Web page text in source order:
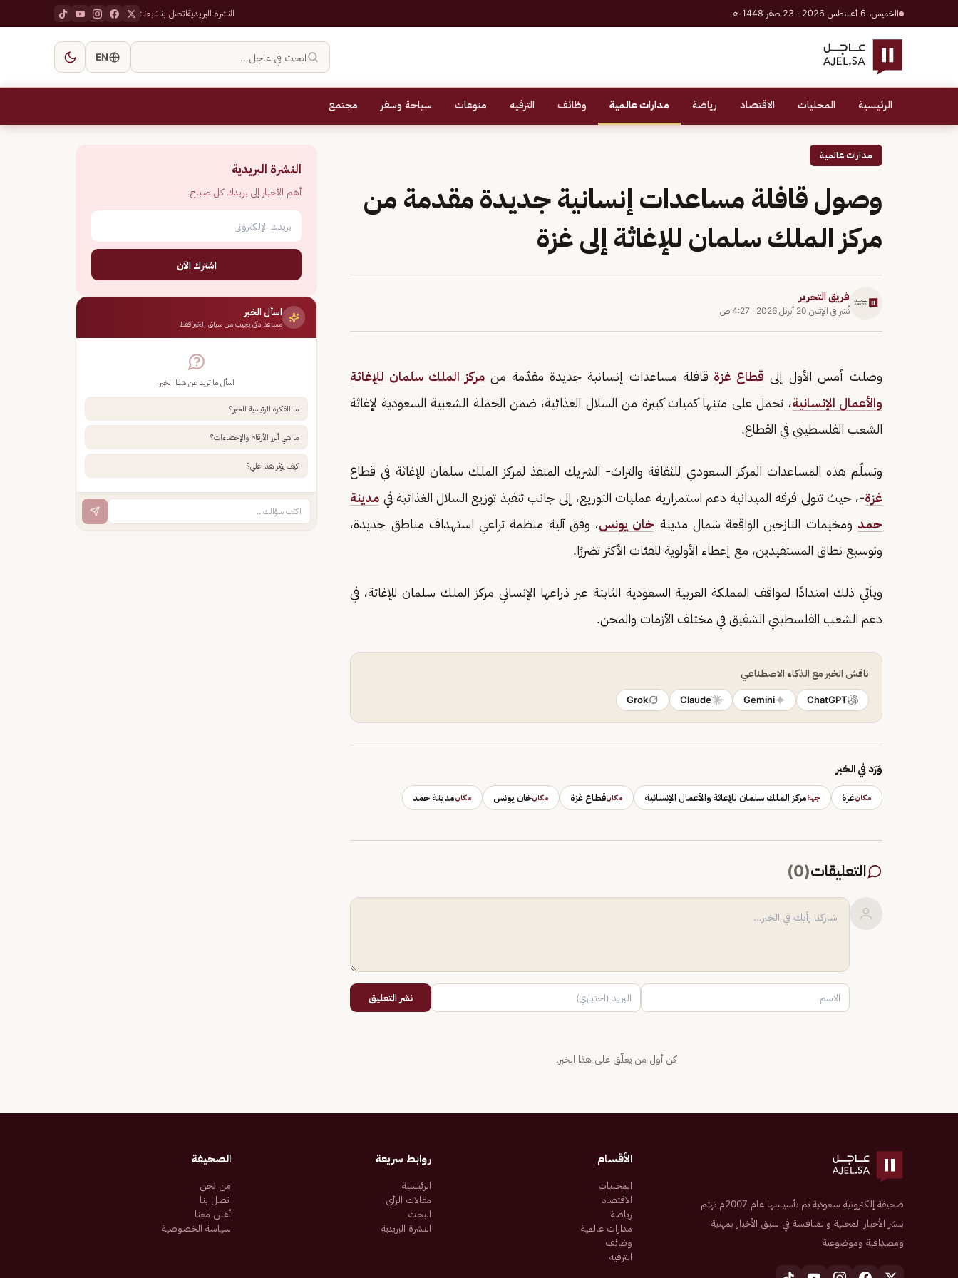
الخميس، 6 أغسطس 2026 · 23 صفر 1448 هـ النشرة البريديةاتصل بناتابعنا:
ابحث في عاجل… EN
الرئيسية المحليات الاقتصاد رياضة مدارات عالمية وظائف الترفيه منوعات سياحة وسفر مجتمع
مدارات عالمية
وصول قافلة مساعدات إنسانية جديدة مقدمة من
مركز الملك سلمان للإغاثة إلى غزة
فريق التحرير
نُشر في الإثنين 20 أبريل 2026 · 4:27 ص
وصلت أمس الأول إلى قطاع غزة قافلة مساعدات إنسانية جديدة مقدّمة من مركز الملك سلمان للإغاثة
والأعمال الإنسانية، تحمل على متنها كميات كبيرة من السلال الغذائية، ضمن الحملة الشعبية السعودية لإغاثة
الشعب الفلسطيني في القطاع.
وتسلّم هذه المساعدات المركز السعودي للثقافة والتراث- الشريك المنفذ لمركز الملك سلمان للإغاثة في قطاع
غزة-، حيث تتولى فرقه الميدانية دعم استمرارية عمليات التوزيع، إلى جانب تنفيذ توزيع السلال الغذائية في مدينة
حمد ومخيمات النازحين الواقعة شمال مدينة خان يونس، وفق آلية منظمة تراعي استهداف مناطق جديدة،
وتوسيع نطاق المستفيدين، مع إعطاء الأولوية للفئات الأكثر تضررًا.
ويأتي ذلك امتدادًا لمواقف المملكة العربية السعودية الثابتة عبر ذراعها الإنساني مركز الملك سلمان للإغاثة، في
دعم الشعب الفلسطيني الشقيق في مختلف الأزمات والمحن.
ناقش الخبر مع الذكاء الاصطناعي
ChatGPT
Gemini
Claude
Grok
وَرَد في الخبر
مكانغزة جهةمركز الملك سلمان للإغاثة والأعمال الإنسانية مكانقطاع غزة مكانخان يونس مكانمدينة حمد
التعليقات(
0
)
نشر التعليق
كن أول من يعلّق على هذا الخبر.
النشرة البريدية
أهم الأخبار إلى بريدك كل صباح.
اشترك الآن
اسأل الخبر
مساعد ذكي يجيب من سياق الخبر فقط
اسأل ما تريد عن هذا الخبر
ما الفكرة الرئيسية للخبر؟
ما هي أبرز الأرقام والإحصاءات؟
كيف يؤثر هذا علي؟
صحيفة إلكترونية سعودية تم تأسيسها عام 2007م تهتم
بنشر الأخبار المحلية والمنافسة في سبق الأخبار بمهنية
ومصداقية وموضوعية
الأقسام
المحليات
الاقتصاد
رياضة
مدارات عالمية
وظائف
الترفيه
روابط سريعة
الرئيسية
مقالات الرأي
البحث
النشرة البريدية
الصحيفة
من نحن
اتصل بنا
أعلن معنا
سياسة الخصوصية